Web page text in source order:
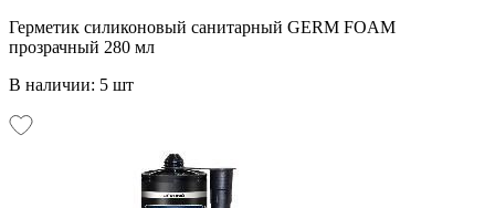
Герметик силиконовый санитарный GERM FOAM
прозрачный 280 мл
В наличии: 5 шт